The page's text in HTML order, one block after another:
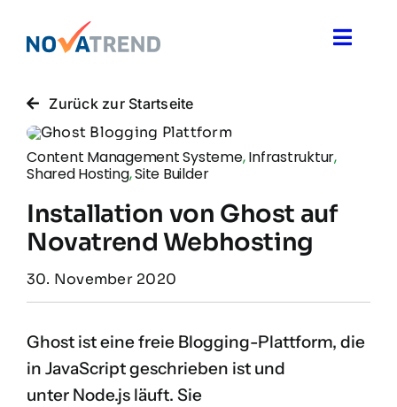
Inhalt
springen
Toggle
Blog
Novatrend News
Themen & Ideen
Über uns
Zurück zur Startseite
Content Management Systeme,Infrastruktur,
Shared Hosting,Site Builder
Installation von Ghost auf
Novatrend Webhosting
30. November 2020
Ghost ist eine freie Blogging-Plattform, die
in JavaScript geschrieben ist und
unter Node.js läuft. Sie